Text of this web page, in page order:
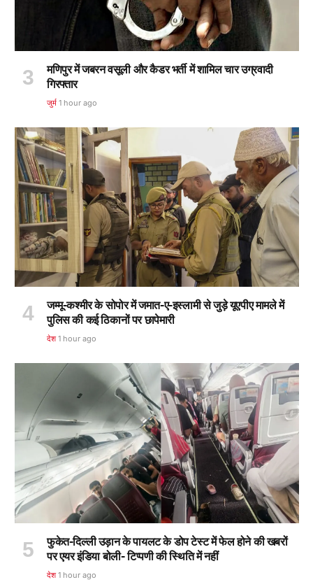
मणिपुर में जबरन वसूली और कैडर भर्ती में शामिल चार उग्रवादी
गिरफ्तार
जुर्म 1 hour ago
जम्मू-कश्मीर के सोपोर में जमात-ए-इस्लामी से जुड़े यूएपीए मामले में
पुलिस की कई ठिकानों पर छापेमारी
देश 1 hour ago
फुकेत-दिल्ली उड़ान के पायलट के डोप टेस्ट में फेल होने की खबरों
पर एयर इंडिया बोली- टिप्पणी की स्थिति में नहीं
देश 1 hour ago